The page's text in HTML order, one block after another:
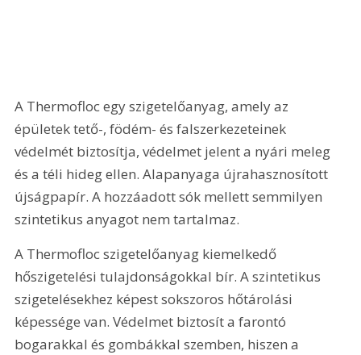
A Thermofloc egy szigetelőanyag, amely az
épületek tető-, födém- és falszerkezeteinek
védelmét biztosítja, védelmet jelent a nyári meleg
és a téli hideg ellen. Alapanyaga újrahasznosított
újságpapír. A hozzáadott sók mellett semmilyen
szintetikus anyagot nem tartalmaz.
A Thermofloc szigetelőanyag kiemelkedő
hőszigetelési tulajdonságokkal bír. A szintetikus
szigetelésekhez képest sokszoros hőtárolási
képessége van. Védelmet biztosít a farontó
bogarakkal és gombákkal szemben, hiszen a